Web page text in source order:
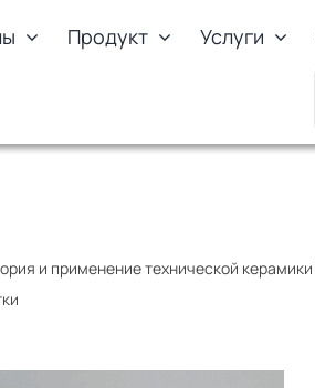
Продукт Услуги
и применение технической керамики